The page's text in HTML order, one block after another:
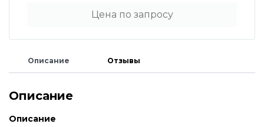
Готовые решения Protherm
Запчасти для котлов DeDietrich
Запчасти для котлов Rinnai
Запчасти Weishaupt
Цена по запросу
Описание Отзывы
Описание
Описание